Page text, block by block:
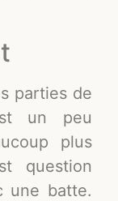
parties de
un peu
plus
question
une batte.